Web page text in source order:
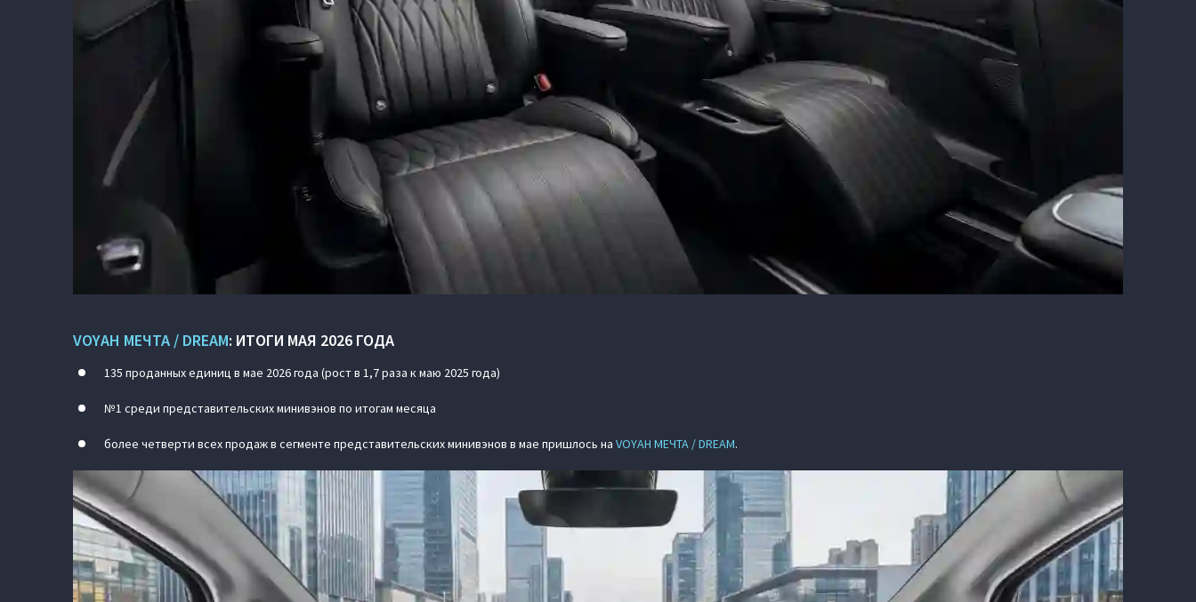
VOYAH МЕЧТА / DREAM: ИТОГИ МАЯ 2026 ГОДА
135 проданных единиц в мае 2026 года (рост в 1,7 раза к маю 2025 года)
№1 среди представительских минивэнов по итогам месяца
более четверти всех продаж в сегменте представительских минивэнов в мае пришлось на VOYAH МЕЧТА / DREAM.